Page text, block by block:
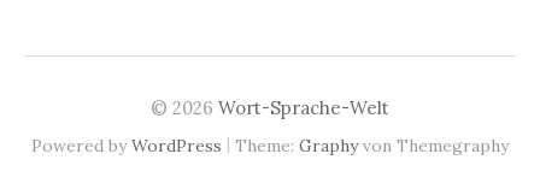
© 2026 Wort-Sprache-Welt
Powered byWordPress | Theme: Graphyvon Themegraphy